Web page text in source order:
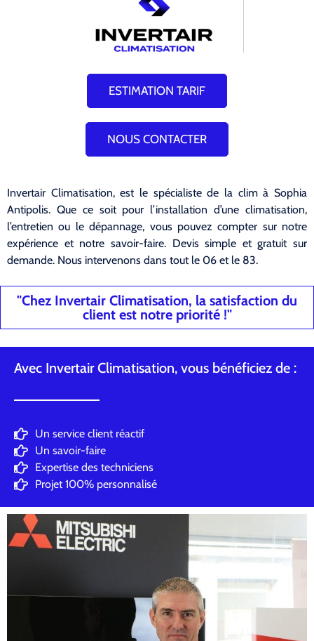
ESTIMATION TARIF
NOUS CONTACTER
Invertair Climatisation, est le spécialiste de la clim à Sophia
Antipolis. Que ce soit pour l’installation d’une climatisation,
l’entretien ou le dépannage, vous pouvez compter sur notre
expérience et notre savoir-faire. Devis simple et gratuit sur
demande. Nous intervenons dans tout le 06 et le 83.
"Chez Invertair Climatisation, la satisfaction du
client est notre priorité !"
Avec Invertair Climatisation, vous bénéficiez de :
Un service client réactif
Un savoir-faire
Expertise des techniciens
Projet 100% personnalisé